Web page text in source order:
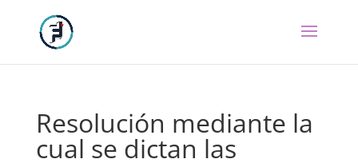
Resolución mediante la
cual se dictan las